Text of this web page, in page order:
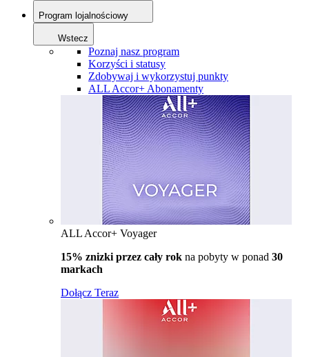
Program lojalnościowy
Wstecz
Poznaj nasz program
Korzyści i statusy
Zdobywaj i wykorzystuj punkty
ALL Accor+ Abonamenty
ALL Accor+ Voyager
15% znizki przez cały rok na pobyty w ponad 30
markach
Dołącz Teraz